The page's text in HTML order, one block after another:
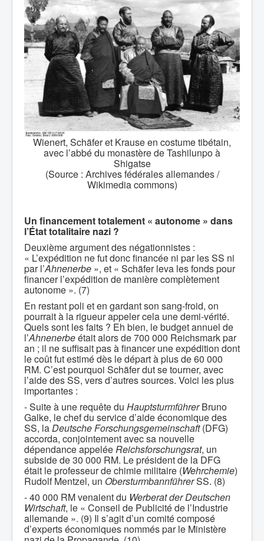
Wienert, Schäfer et Krause en costume tibétain,
avec l’abbé du monastère de Tashilunpo à
Shigatse
(Source : Archives fédérales allemandes /
Wikimedia commons)
Un financement totalement « autonome » dans
l’État totalitaire nazi ?
Deuxième argument des négationnistes :
« L’expédition ne fut donc financée ni par les SS ni
par l’Ahnenerbe », et « Schäfer leva les fonds pour
financer l’expédition de manière complètement
autonome ». (7)
En restant poli et en gardant son sang-froid, on
pourrait à la rigueur appeler cela une demi-vérité.
Quels sont les faits ? Eh bien, le budget annuel de
l’Ahnenerbeétait alors de 700 000 Reichsmark par
an ; il ne suffisait pas à financer une expédition dont
le coût fut estimé dès le départ à plus de 60 000
RM. C’est pourquoi Schäfer dut se tourner, avec
l’aide des SS, vers d’autres sources. Voici les plus
importantes :
- Suite à une requête du HauptsturmführerBruno
Galke, le chef du service d’aide économique des
SS, laDeutsche Forschungsgemeinschaft(DFG)
accorda, conjointement avec sa nouvelle
dépendance appeléeReichsforschungsrat, un
subside de 30 000 RM. Le président de la DFG
était le professeur de chimie militaire (Wehrchemie)
Rudolf Mentzel, un ObersturmbannführerSS. (8)
- 40 000 RM venaient du Werberat der Deutschen
Wirtschaft, le « Conseil de Publicité de l’Industrie
allemande ». (9) Il s’agit d’un comité composé
d’experts économiques nommés par le Ministère